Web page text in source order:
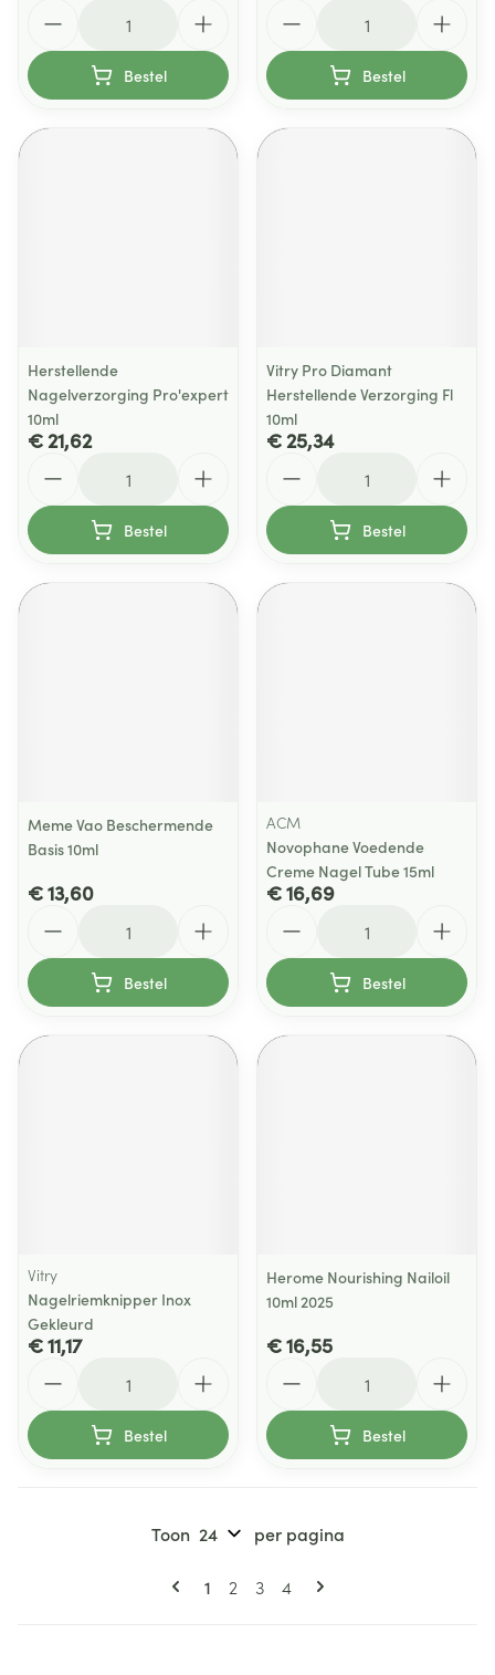
Bestel Bestel
Herstellende
Nagelverzorging Pro'expert
10ml
€ 21,62
Bestel
Vitry Pro Diamant
Herstellende Verzorging Fl
10ml
€ 25,34
Bestel
Meme Vao Beschermende
Basis 10ml
€ 13,60
Bestel
ACM
Novophane Voedende
Creme Nagel Tube 15ml
€ 16,69
Bestel
Vitry
Nagelriemknipper Inox
Gekleurd
€ 11,17
Bestel
Herome Nourishing Nailoil
10ml 2025
€ 16,55
Bestel
Pagina's
U lees momenteel pagina
1 Pagina
2 Pagina
3 Pagina
4
Toon per pagina